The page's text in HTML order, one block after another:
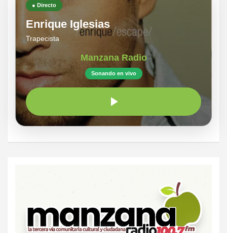
● Directo
Enrique Iglesias
Trapecista
Manzana Radio
Sonando en vivo